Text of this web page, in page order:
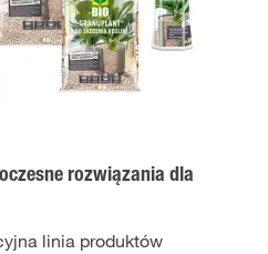
rozwiązania dla
linia produktów